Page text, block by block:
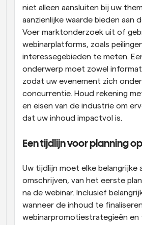
niet alleen aansluiten bij uw
aanzienlijke waarde bieden aan
Voer marktonderzoek uit of
webinarplatforms, zoals
interessegebieden te meten.
onderwerp moet zowel
zodat uw evenement zich
concurrentie. Houd rekening
en eisen van de industrie om
dat uw inhoud impactvol is.
Een tijdlijn voor planning
Uw tijdlijn moet elke belangrijke
omschrijven, van het eerste
na de webinar. Inclusief
wanneer de inhoud te
webinarpromotiestrategieën en